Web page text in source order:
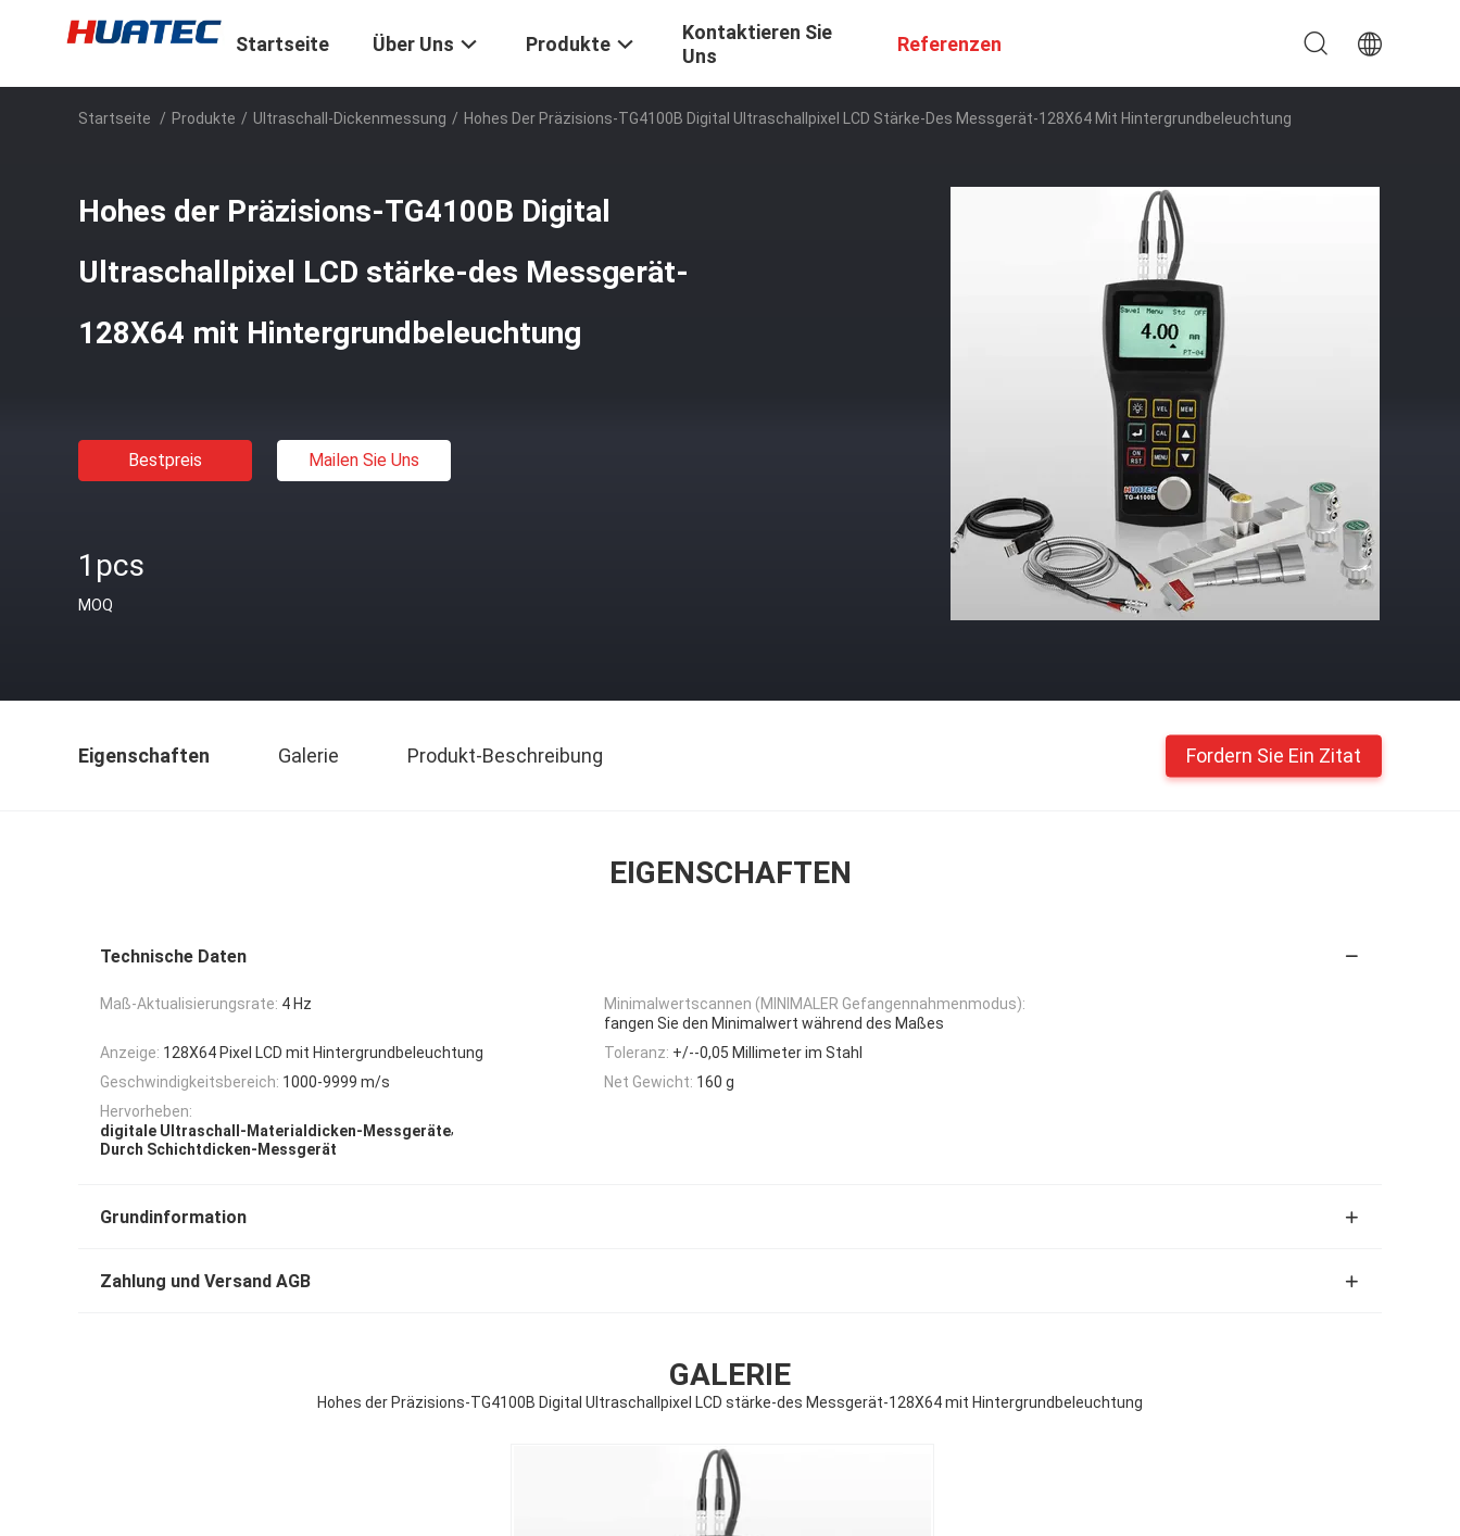
Startseite Über Uns Produkte
Kontaktieren Sie
Uns
Referenzen
Startseite / Produkte / Ultraschall-Dickenmessung / Hohes Der Präzisions-TG4100B Digital Ultraschallpixel LCD Stärke-Des Messgerät-128X64 Mit Hintergrundbeleuchtung
Hohes der Präzisions-TG4100B Digital
Ultraschallpixel LCD stärke-des Messgerät-
128X64 mit Hintergrundbeleuchtung
Bestpreis Mailen Sie Uns
1pcs
MOQ
Eigenschaften Galerie Produkt-Beschreibung Fordern Sie Ein Zitat
EIGENSCHAFTEN
Technische Daten
Maß-Aktualisierungsrate: 4 Hz
Minimalwertscannen (MINIMALER Gefangennahmenmodus):
fangen Sie den Minimalwert während des Maßes
Anzeige: 128X64 Pixel LCD mit Hintergrundbeleuchtung Toleranz: +/--0,05 Millimeter im Stahl
Geschwindigkeitsbereich: 1000-9999 m/s Net Gewicht: 160 g
Hervorheben:
digitale Ultraschall-Materialdicken-Messgeräte,
Durch Schichtdicken-Messgerät
Grundinformation
Zahlung und Versand AGB
GALERIE
Hohes der Präzisions-TG4100B Digital Ultraschallpixel LCD stärke-des Messgerät-128X64 mit Hintergrundbeleuchtung